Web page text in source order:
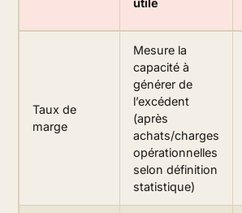
utile
Taux de
marge
Mesure la
capacité à
générer de
l’excédent
(après
achats/charges
opérationnelles
selon définition
statistique)